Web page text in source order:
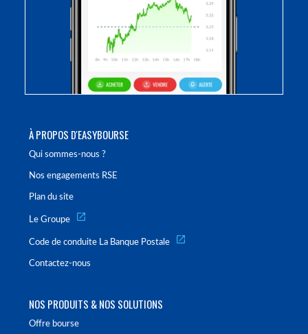
À PROPOS D'EASYBOURSE
Qui sommes-nous ?
Nos engagements RSE
Plan du site
Le Groupe
Code de conduite La Banque Postale
Contactez-nous
NOS PRODUITS & NOS SOLUTIONS
Offre bourse